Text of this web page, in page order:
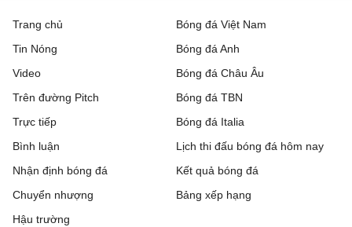
Trang chủ
Tin Nóng
Video
Trên đường Pitch
Trực tiếp
Bóng đá Việt Nam
Bóng đá Anh
Bóng đá Châu Âu
Bóng đá TBN
Bóng đá Italia
Bình luận
Nhận định bóng đá
Chuyển nhượng
Hậu trường
Lịch thi đấu bóng đá hôm nay
Kết quả bóng đá
Bảng xếp hạng